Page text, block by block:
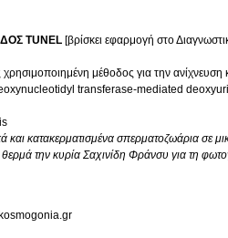
TUNEL [βρίσκει εφαρμογή στο
μέθοδος για την
transferase-mediated
και κατακερματισμένα σπερματοζωάρια σε
την κυρία Σαχινίδη Φράνσυ για τη